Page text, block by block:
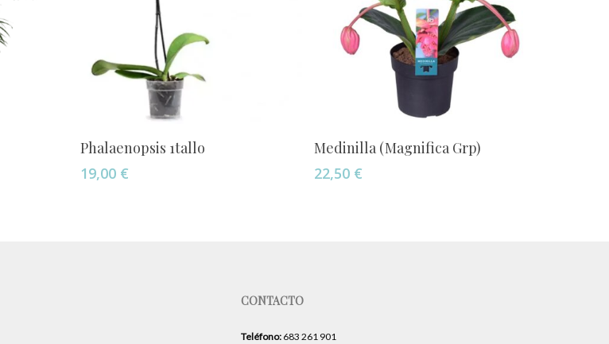
Añadir Al Carrito
Phalaenopsis 1tallo
19,00 €
Añadir Al Carrito
Medinilla (Magnifica Grp)
22,50 €
CONTACTO
Teléfono: 683 261 901